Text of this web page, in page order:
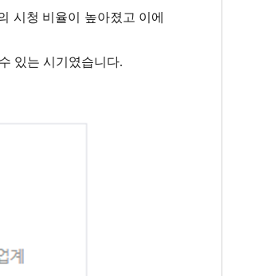
시청 비율이 높아졌고 이에
있는 시기였습니다.